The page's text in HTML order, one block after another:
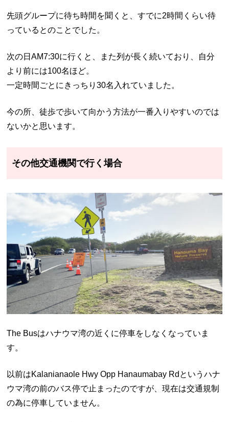
先頭グループに待ち時間を聞くと、すでに2時間くらい待
っているとのことでした。
次の日AM7:30に行くと、また列が長く続いており、自分
より前には100名ほど。
一定時間ごとにきっちり30名入れていました。
今の所、徒歩で歩いて向かう方法が一番入りやすいのでは
ないかと思います。
その他交通機関で行く場合
The Busはハナウマ湾の近くに停車をしなくなっていま
す。
以前はKalanianaole Hwy Opp Hanaumabay Rdというハナ
ウマ湾の前のバス停で止まったのですが、現在は交通規制
の為に停車していません。